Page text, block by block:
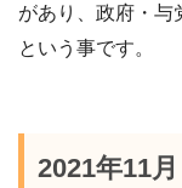
があり、政府・与
という事です。
2021年11月